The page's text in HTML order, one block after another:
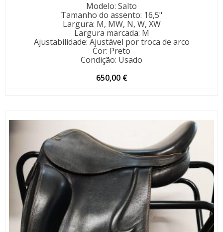
Modelo: Salto
Tamanho do assento: 16,5"
Largura: M, MW, N, W, XW
Largura marcada: M
Ajustabilidade: Ajustável por troca de arco
Cor: Preto
Condição: Usado
650,00 €